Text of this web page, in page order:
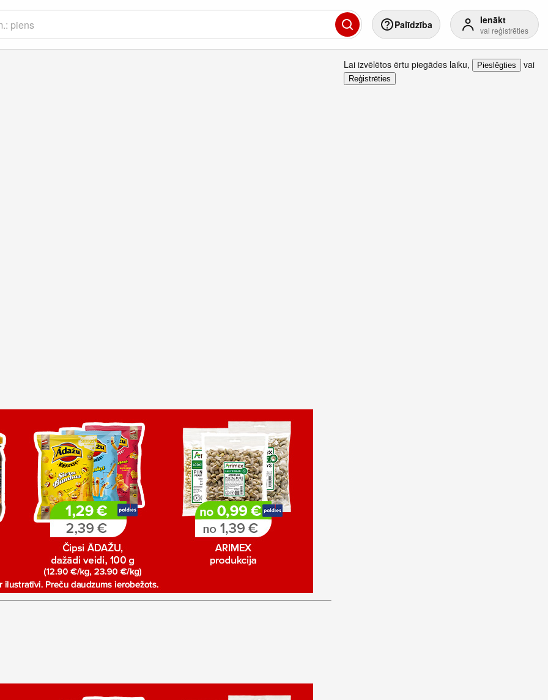
Palīdzība Ienākt
vai reģistrēties
Lai izvēlētos ērtu piegādes laiku, Pieslēgties vai
Reģistrēties